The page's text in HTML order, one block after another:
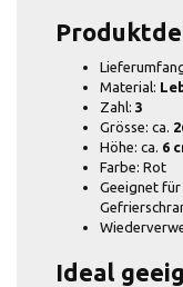
Material:
Zahl: 3
Grösse: ca.
Höhe: ca. 6
Farbe: Rot
Geeignet für
Ideal